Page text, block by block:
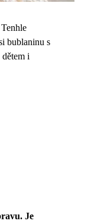
bublaninu s
i
Je